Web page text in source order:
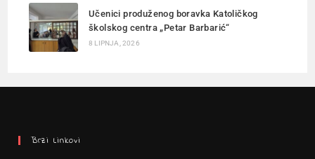
Učenici produženog boravka Katoličkog
školskog centra „Petar Barbarić“
8 LIPNJA, 2026
Brzi Linkovi